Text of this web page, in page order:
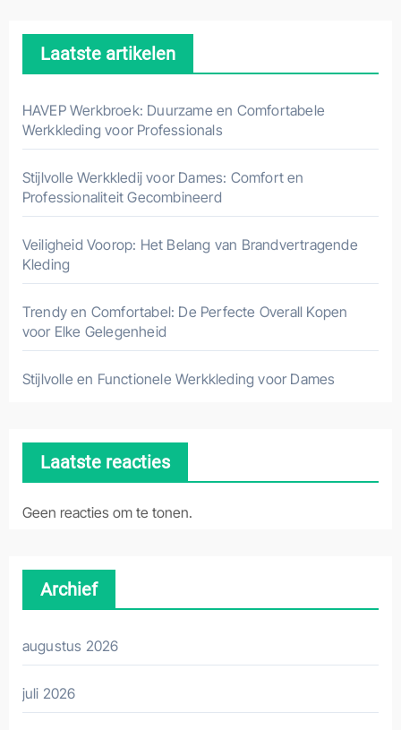
Laatste artikelen
HAVEP Werkbroek: Duurzame en Comfortabele
Werkkleding voor Professionals
Stijlvolle Werkkledij voor Dames: Comfort en
Professionaliteit Gecombineerd
Veiligheid Voorop: Het Belang van Brandvertragende
Kleding
Trendy en Comfortabel: De Perfecte Overall Kopen
voor Elke Gelegenheid
Stijlvolle en Functionele Werkkleding voor Dames
Laatste reacties
Geen reacties om te tonen.
Archief
augustus 2026
juli 2026